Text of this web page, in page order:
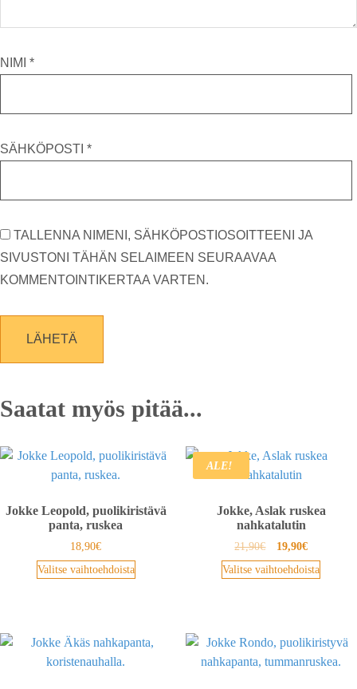
NIMI *
SÄHKÖPOSTI *
TALLENNA NIMENI, SÄHKÖPOSTIOSOITTEENI JA
SIVUSTONI TÄHÄN SELAIMEEN SEURAAVAA
KOMMENTOINTIKERTAA VARTEN.
Saatat myös pitää...
Jokke Leopold, puolikiristävä
panta, ruskea
18,90€
Valitse vaihtoehdoista
ALE!
Jokke, Aslak ruskea
nahkatalutin
21,90€ 19,90€
Valitse vaihtoehdoista